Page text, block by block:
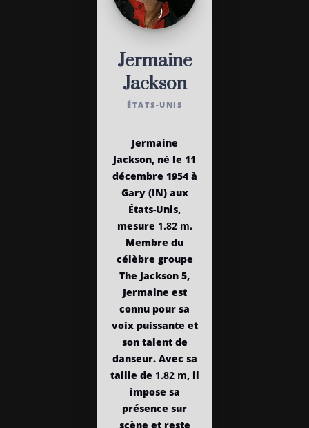
Jermaine
Jackson
ÉTATS-UNIS
Jermaine
Jackson, né le 11
décembre 1954 à
Gary (IN) aux
États-Unis,
mesure 1.82 m.
Membre du
célèbre groupe
The Jackson 5,
Jermaine est
connu pour sa
voix puissante et
son talent de
danseur. Avec sa
taille de 1.82 m, il
impose sa
présence sur
scène et reste